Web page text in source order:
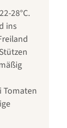
28°C.
ins
Tomaten